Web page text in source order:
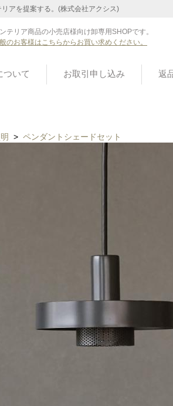
アを提案する。(株式会社アクシス)
テリア商品の小売店様向け卸専用SHOPです。
のお客様はこちらからお買い求めください。
ついて お取引申し込み 返
> ペンダントシェードセット